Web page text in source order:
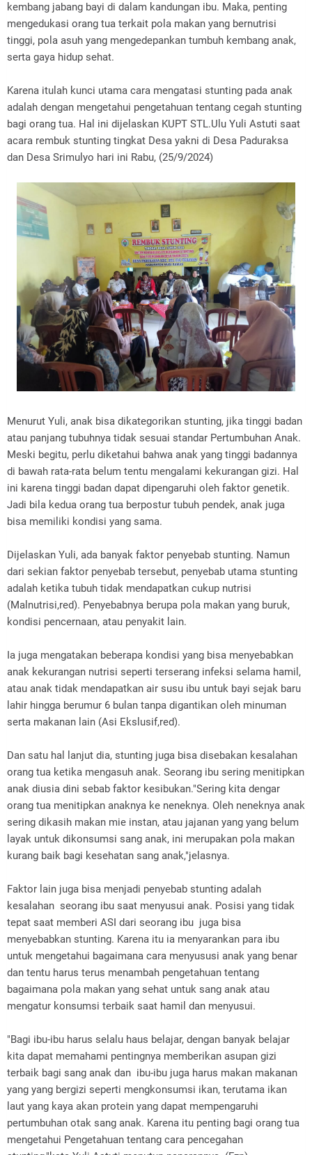
kembang jabang bayi di dalam kandungan ibu. Maka, penting
mengedukasi orang tua terkait pola makan yang bernutrisi
tinggi, pola asuh yang mengedepankan tumbuh kembang anak,
serta gaya hidup sehat.
Karena itulah kunci utama cara mengatasi stunting pada anak
adalah dengan mengetahui pengetahuan tentang cegah stunting
bagi orang tua. Hal ini dijelaskan KUPT STL.Ulu Yuli Astuti saat
acara rembuk stunting tingkat Desa yakni di Desa Paduraksa
dan Desa Srimulyo hari ini Rabu, (25/9/2024)
Menurut Yuli, anak bisa dikategorikan stunting, jika tinggi badan
atau panjang tubuhnya tidak sesuai standar Pertumbuhan Anak.
Meski begitu, perlu diketahui bahwa anak yang tinggi badannya
di bawah rata-rata belum tentu mengalami kekurangan gizi. Hal
ini karena tinggi badan dapat dipengaruhi oleh faktor genetik.
Jadi bila kedua orang tua berpostur tubuh pendek, anak juga
bisa memiliki kondisi yang sama.
Dijelaskan Yuli, ada banyak faktor penyebab stunting. Namun
dari sekian faktor penyebab tersebut, penyebab utama stunting
adalah ketika tubuh tidak mendapatkan cukup nutrisi
(Malnutrisi,red). Penyebabnya berupa pola makan yang buruk,
kondisi pencernaan, atau penyakit lain.
Ia juga mengatakan beberapa kondisi yang bisa menyebabkan
anak kekurangan nutrisi seperti terserang infeksi selama hamil,
atau anak tidak mendapatkan air susu ibu untuk bayi sejak baru
lahir hingga berumur 6 bulan tanpa digantikan oleh minuman
serta makanan lain (Asi Ekslusif,red).
Dan satu hal lanjut dia, stunting juga bisa disebakan kesalahan
orang tua ketika mengasuh anak. Seorang ibu sering menitipkan
anak diusia dini sebab faktor kesibukan."Sering kita dengar
orang tua menitipkan anaknya ke neneknya. Oleh neneknya anak
sering dikasih makan mie instan, atau jajanan yang yang belum
layak untuk dikonsumsi sang anak, ini merupakan pola makan
kurang baik bagi kesehatan sang anak,"jelasnya.
Faktor lain juga bisa menjadi penyebab stunting adalah
kesalahan seorang ibu saat menyusui anak. Posisi yang tidak
tepat saat memberi ASI dari seorang ibu juga bisa
menyebabkan stunting. Karena itu ia menyarankan para ibu
untuk mengetahui bagaimana cara menyususi anak yang benar
dan tentu harus terus menambah pengetahuan tentang
bagaimana pola makan yang sehat untuk sang anak atau
mengatur konsumsi terbaik saat hamil dan menyusui.
"Bagi ibu-ibu harus selalu haus belajar, dengan banyak belajar
kita dapat memahami pentingnya memberikan asupan gizi
terbaik bagi sang anak dan ibu-ibu juga harus makan makanan
yang yang bergizi seperti mengkonsumsi ikan, terutama ikan
laut yang kaya akan protein yang dapat mempengaruhi
pertumbuhan otak sang anak. Karena itu penting bagi orang tua
mengetahui Pengetahuan tentang cara pencegahan